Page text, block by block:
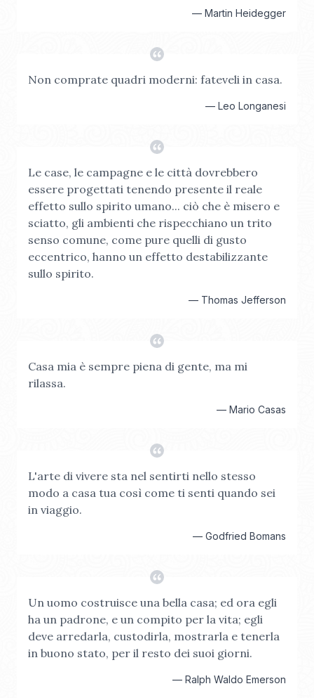
— Martin Heidegger
Non comprate quadri moderni: fateveli in casa.
— Leo Longanesi
Le case, le campagne e le città dovrebbero
essere progettati tenendo presente il reale
effetto sullo spirito umano... ciò che è misero e
sciatto, gli ambienti che rispecchiano un trito
senso comune, come pure quelli di gusto
eccentrico, hanno un effetto destabilizzante
sullo spirito.
— Thomas Jefferson
Casa mia è sempre piena di gente, ma mi
rilassa.
— Mario Casas
L'arte di vivere sta nel sentirti nello stesso
modo a casa tua così come ti senti quando sei
in viaggio.
— Godfried Bomans
Un uomo costruisce una bella casa; ed ora egli
ha un padrone, e un compito per la vita; egli
deve arredarla, custodirla, mostrarla e tenerla
in buono stato, per il resto dei suoi giorni.
— Ralph Waldo Emerson